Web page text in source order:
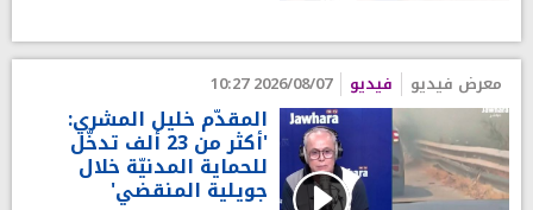
معرض فيديو فيديو 2026/08/07 10:27
المقدّم خليل المشري:
'أكثر من 23 ألف تدخّل
للحماية المدنيّة خلال
جويلية المنقضي'